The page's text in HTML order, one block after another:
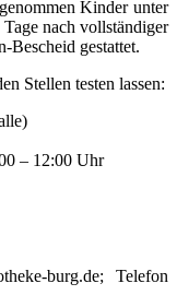
Kinder unter
nach vollständiger
Bescheid gestattet.
Stellen testen lassen:
– 12:00 Uhr
burg.de; Telefon